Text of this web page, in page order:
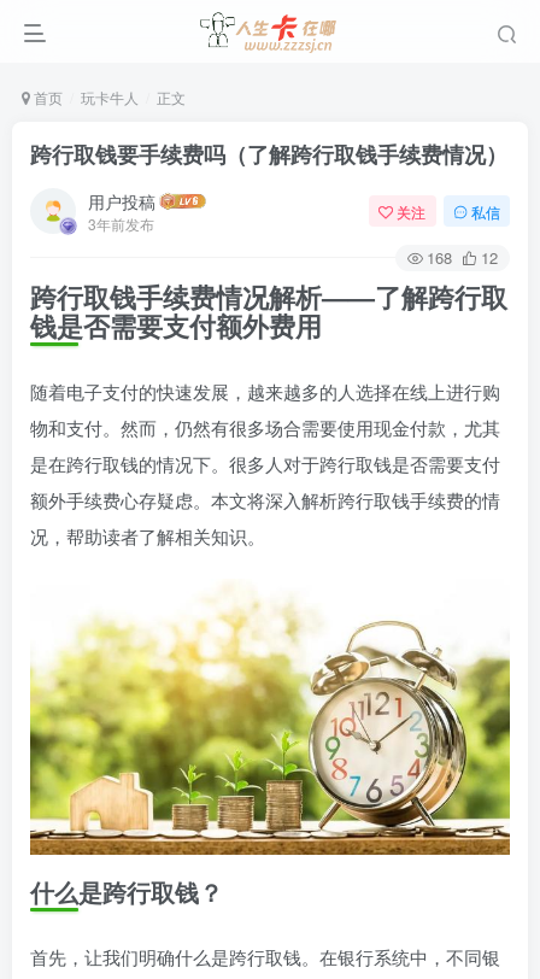
首页 玩卡牛人 正文
跨行取钱要手续费吗（了解跨行取钱手续费情况）
用户投稿
3年前发布
关注 私信
168 12
跨行取钱手续费情况解析——了解跨行取
钱是否需要支付额外费用
随着电子支付的快速发展，越来越多的人选择在线上进行购
物和支付。然而，仍然有很多场合需要使用现金付款，尤其
是在跨行取钱的情况下。很多人对于跨行取钱是否需要支付
额外手续费心存疑虑。本文将深入解析跨行取钱手续费的情
况，帮助读者了解相关知识。
什么是跨行取钱？
首先，让我们明确什么是跨行取钱。在银行系统中，不同银